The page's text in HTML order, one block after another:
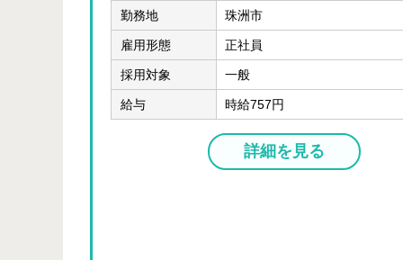
勤務地 珠洲市
雇用形態 正社員
採用対象 一般
給与 時給757円
詳細を見る